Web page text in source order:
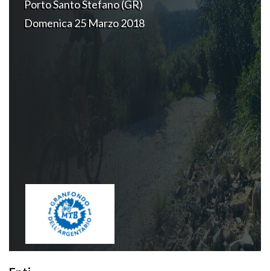
Porto Santo Stefano (GR)
Domenica 25 Marzo 2018